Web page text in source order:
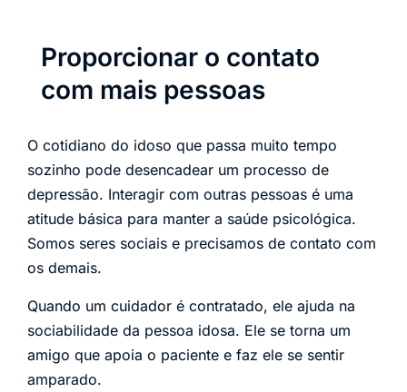
Proporcionar o contato
com mais pessoas
O cotidiano do idoso que passa muito tempo
sozinho pode desencadear um processo de
depressão. Interagir com outras pessoas é uma
atitude básica para manter a saúde psicológica.
Somos seres sociais e precisamos de contato com
os demais.
Quando um cuidador é contratado, ele ajuda na
sociabilidade da pessoa idosa. Ele se torna um
amigo que apoia o paciente e faz ele se sentir
amparado.